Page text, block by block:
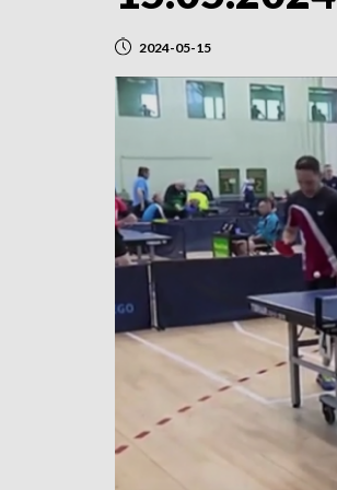
2024-05-15